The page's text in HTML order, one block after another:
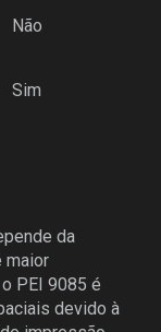
Não
Sim
da
maior
PEI 9085 é
devido à